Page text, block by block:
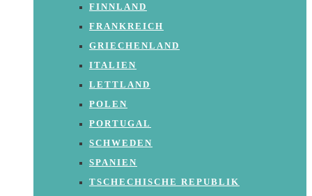
FINNLAND
FRANKREICH
GRIECHENLAND
ITALIEN
LETTLAND
POLEN
PORTUGAL
SCHWEDEN
SPANIEN
TSCHECHISCHE REPUBLIK